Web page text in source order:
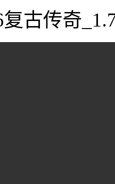
复古传奇